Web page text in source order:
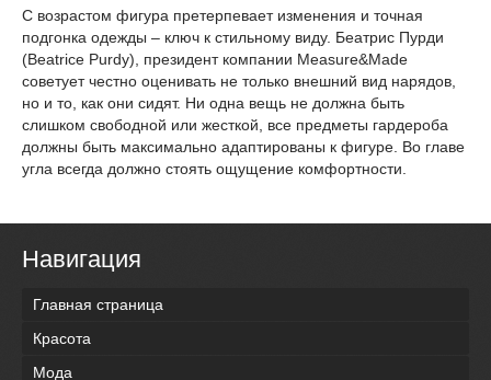
С возрастом фигура претерпевает изменения и точная
подгонка одежды – ключ к стильному виду. Беатрис Пурди
(Beatrice Purdy), президент компании Measure&Made
советует честно оценивать не только внешний вид нарядов,
но и то, как они сидят. Ни одна вещь не должна быть
слишком свободной или жесткой, все предметы гардероба
должны быть максимально адаптированы к фигуре. Во главе
угла всегда должно стоять ощущение комфортности.
Навигация
Главная страница
Красота
Мода